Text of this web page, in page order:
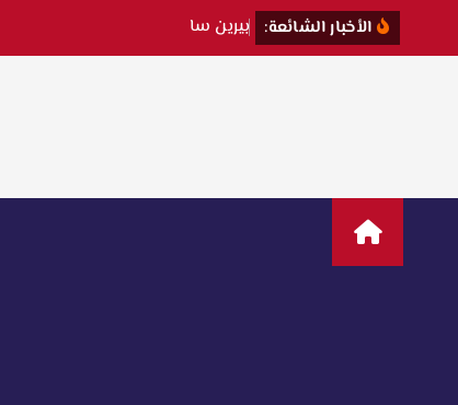
ل
و
الأخبار الشائعة: بيرين سا